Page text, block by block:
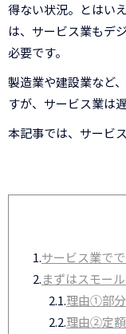
得ない状況。とはい
は、サービス業もデ
必要です。
製造業や建設業など
すが、サービス業は
本記事では、サービ
1.サービス業で
2.まずはスモー
2.1.理由①部
2.2.理由②定額